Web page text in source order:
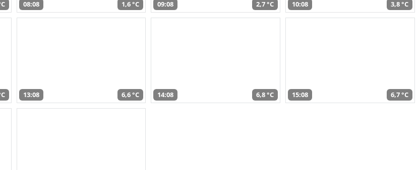
08:08 1,6 °C 09:08 2,7 °C 10:08 3,8 °C
13:08 6,6 °C 14:08 6,8 °C 15:08 6,7 °C